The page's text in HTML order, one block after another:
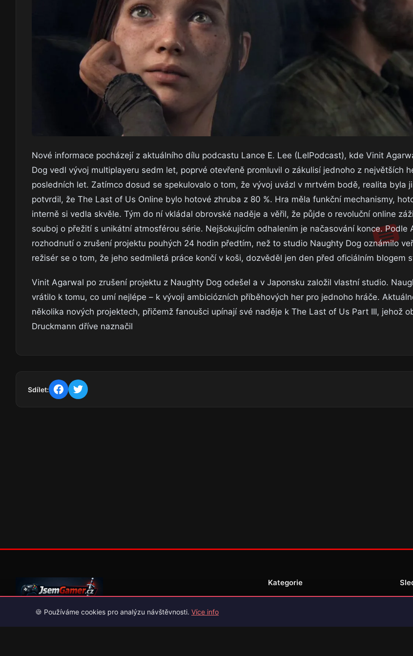
Nové informace pocházejí z aktuálního dílu podcastu Lance E. Lee (LelPodcast), kde Vinit
Dog vedl vývoj multiplayeru sedm let, poprvé otevřeně promluvil o zákulisí jednoho z největších
posledních let. Zatímco dosud se spekulovalo o tom, že vývoj uvázl v mrtvém bodě, realita byla
potvrdil, že The Last of Us Online bylo hotové zhruba z 80 %. Hra měla funkční mechanismy,
interně si vedla skvěle. Tým do ní vkládal obrovské naděje a věřil, že půjde o revoluční online
souboj o přežití s unikátní atmosférou série. Nejšokujícím odhalením je načasování konce. Podle
rozhodnutí o zrušení projektu pouhých 24 hodin předtím, než to studio Naughty Dog oznámilo
režisér se o tom, že jeho sedmiletá práce končí v koši, dozvěděl jen den před oficiálním blogem
Vinit Agarwal po zrušení projektu z Naughty Dog odešel a v Japonsku založil vlastní studio.
vrátilo k tomu, co umí nejlépe – k vývoji ambiciózních příběhových her pro jednoho hráče.
několika nových projektech, přičemž fanoušci upínají své naděje k The Last of Us Part III, jehož
Druckmann dříve naznačil
Sdílet:
Váš průvodce světem videoher. Novinky, recenze a česko-slovenské
překlady her.
Kategorie
🍪 Používáme cookies pro analýzu návštěvnosti. Více info